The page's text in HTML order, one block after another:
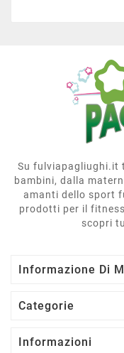
Su fulviapagliughi.it
bambini, dalla
amanti dello sport
prodotti per il
scopri
Informazione Di
Categorie
Informazioni